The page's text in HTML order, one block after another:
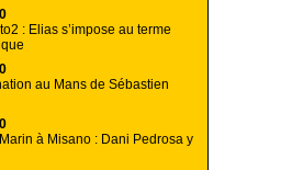
: Elias s’impose au terme
au Mans de Sébastien
à Misano : Dani Pedrosa y